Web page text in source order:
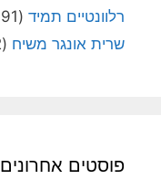
רלוונטיים תמיד (4,091)
שרית אונגר משיח (72)
פוסטים אחרונים